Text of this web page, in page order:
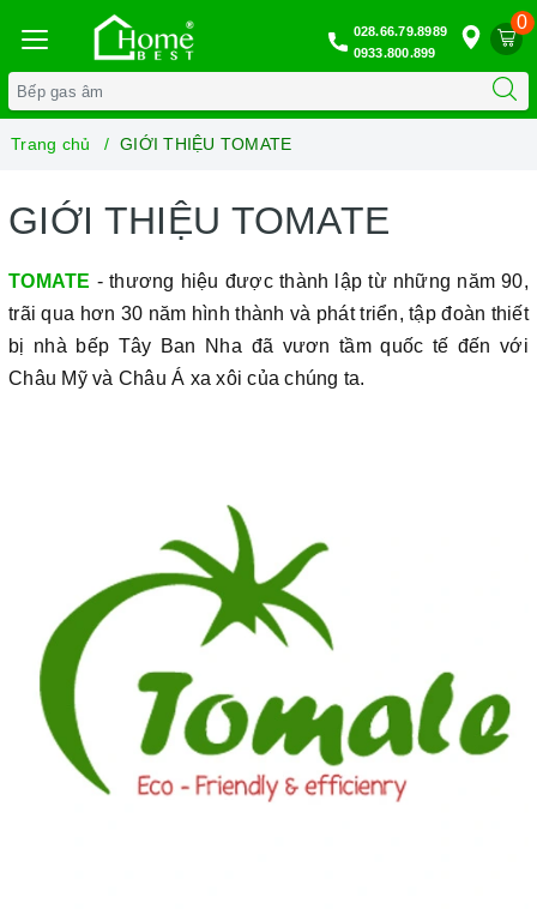
0
028.66.79.8989
0933.800.899
Trang chủ GIỚI THIỆU TOMATE
GIỚI THIỆU TOMATE
TOMATE - thương hiệu được thành lập từ những năm 90,
trãi qua hơn 30 năm hình thành và phát triển, tập đoàn thiết
bị nhà bếp Tây Ban Nha đã vươn tầm quốc tế đến với
Châu Mỹ và Châu Á xa xôi của chúng ta.